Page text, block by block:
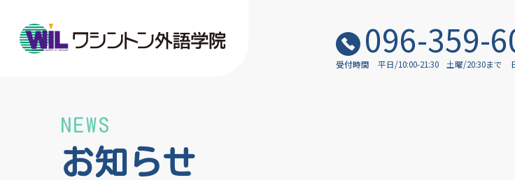
096-359-
受付時間 平日/10:00-21:30 土曜/20:30まで
お知らせ
NEWS